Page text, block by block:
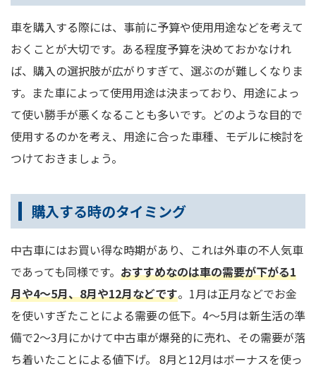
車を購入する際には、事前に予算や使用用途などを考えて
おくことが大切です。ある程度予算を決めておかなけれ
ば、購入の選択肢が広がりすぎて、選ぶのが難しくなりま
す。また車によって使用用途は決まっており、用途によっ
て使い勝手が悪くなることも多いです。どのような目的で
使用するのかを考え、用途に合った車種、モデルに検討を
つけておきましょう。
購入する時のタイミング
中古車にはお買い得な時期があり、これは外車の不人気車
であっても同様です。 おすすめなのは車の需要が下がる1
月や4～5月、8月や12月などです。1月は正月などでお金
を使いすぎたことによる需要の低下。4～5月は新生活の準
備で2～3月にかけて中古車が爆発的に売れ、その需要が落
ち着いたことによる値下げ。 8月と12月はボーナスを使っ